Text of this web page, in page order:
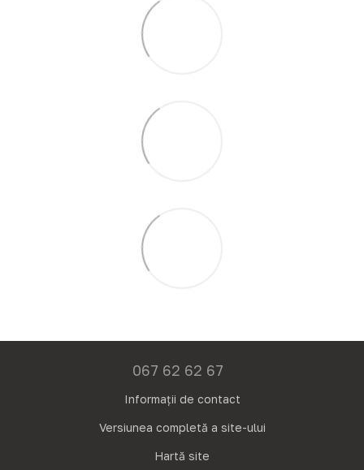
067 62 62 67
Informații de contact
Versiunea completă a site-ului
Hartă site